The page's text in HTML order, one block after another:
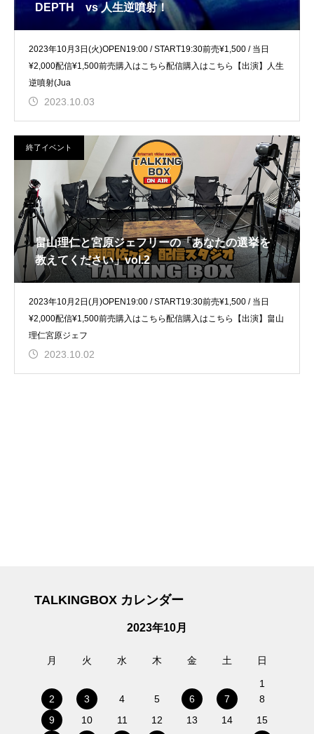
DEPTH vs 人生逆噴射！
2023年10月3日(火)OPEN19:00 / START19:30前売¥1,500 / 当日
¥2,000配信¥1,500前売購入はこちら配信購入はこちら【出演】人生
逆噴射(Jua
2023.10.03
終了イベント
畠山理仁と宮原ジェフリーの「あなたの選挙を
教えてください」vol.2
2023年10月2日(月)OPEN19:00 / START19:30前売¥1,500 / 当日
¥2,000配信¥1,500前売購入はこちら配信購入はこちら【出演】畠山
理仁宮原ジェフ
2023.10.02
TALKINGBOX カレンダー
2023年10月
月 火 水 木 金 土 日
1
2
3 4 5 6 7
8
9
10 11 12 13 14
15